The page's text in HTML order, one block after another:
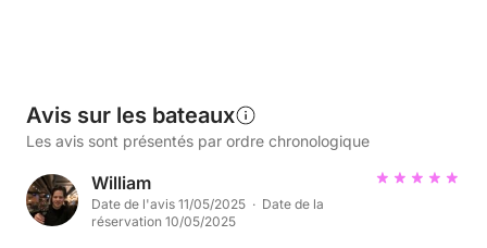
Avis sur les bateaux
Les avis sont présentés par ordre chronologique
William
Date de l'avis 11/05/2025 · Date de la
réservation 10/05/2025